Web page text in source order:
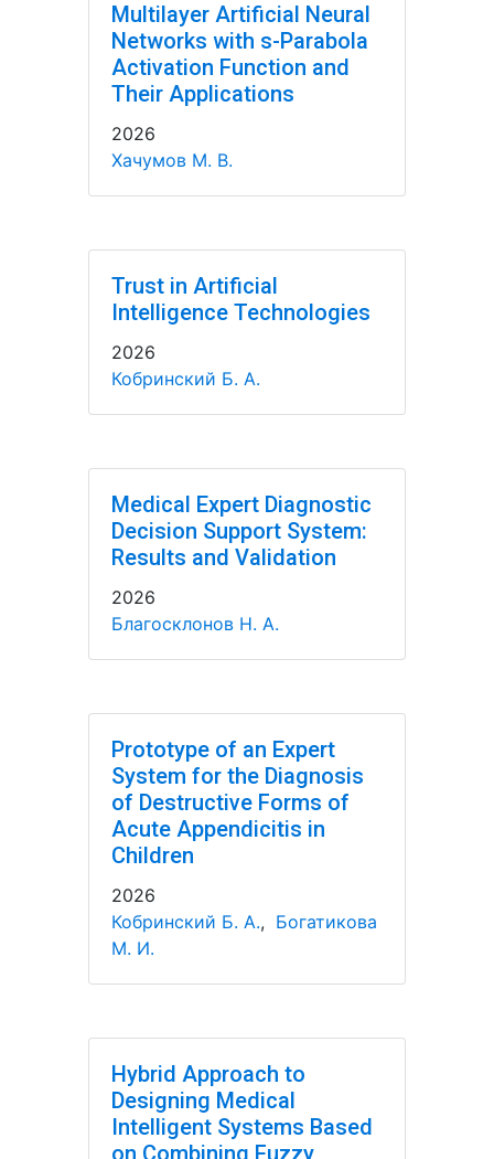
Multilayer Artificial Neural
Networks with s-Parabola
Activation Function and
Their Applications
2026
Хачумов М. В.
Trust in Artificial
Intelligence Technologies
2026
Кобринский Б. А.
Medical Expert Diagnostic
Decision Support System:
Results and Validation
2026
Благосклонов Н. А.
Prototype of an Expert
System for the Diagnosis
of Destructive Forms of
Acute Appendicitis in
Children
2026
Кобринский Б. А., Богатикова
М. И.
Hybrid Approach to
Designing Medical
Intelligent Systems Based
on Combining Fuzzy